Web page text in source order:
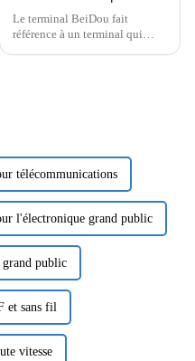
Le terminal BeiDou fait
référence à un terminal qui
utilisateur, p...
télécommunications
l'électronique grand public
public
et sans fil
vitesse